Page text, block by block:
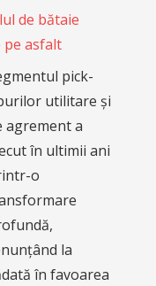
de bătaie
pe asfalt
pick-
utilitare și
agrement a
în ultimii ani
o
la
în favoarea